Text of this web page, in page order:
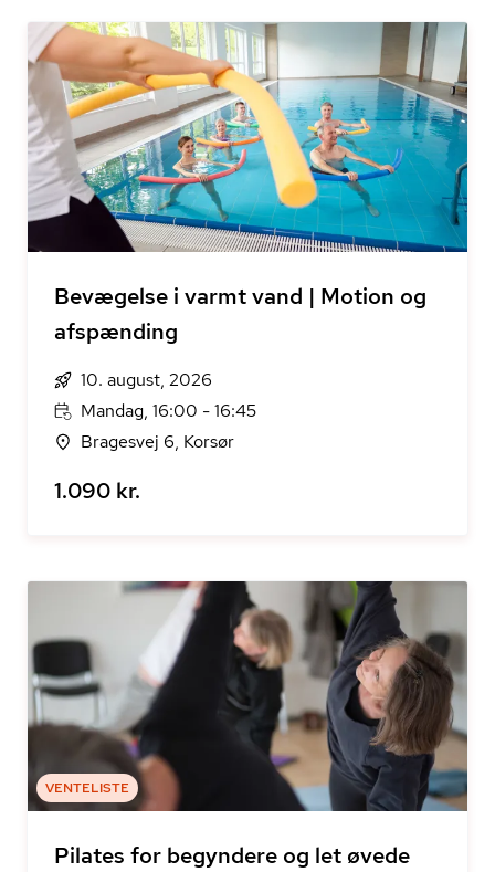
Bevægelse i varmt vand | Motion og
afspænding
10. august, 2026
Mandag, 16:00 - 16:45
Bragesvej 6, Korsør
1.090 kr.
VENTELISTE
Pilates for begyndere og let øvede